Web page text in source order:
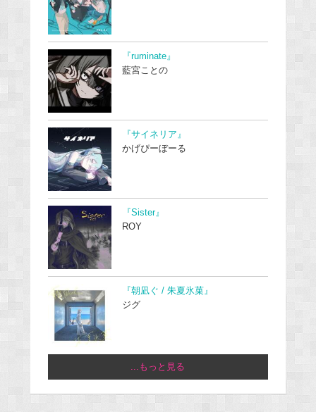
『ruminate』
藍宮ことの
『サイネリア』
かげぴーぼーる
『Sister』
ROY
『朝凪ぐ / 朱夏氷菓』
ジグ
...もっと見る